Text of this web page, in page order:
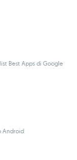
Best Apps di Google
Android